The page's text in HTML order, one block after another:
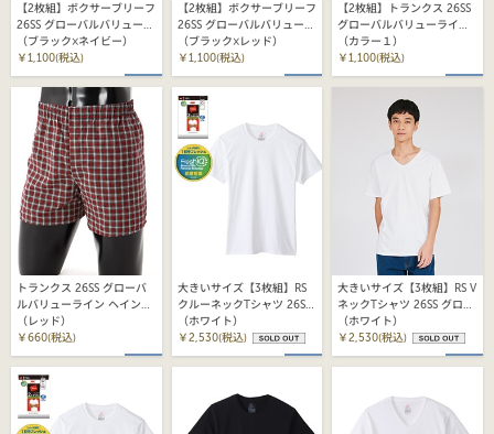
【2枚組】ボクサーブリーフ
26SS グローバルバリューラ
イン ヘインズ(HM6EG701)
（ブラック×ネイビー）
￥1,100(税込)
【2枚組】ボクサーブリーフ
26SS グローバルバリューラ
イン ヘインズ(HM6EG701)
（ブラック×レッド）
￥1,100(税込)
【2枚組】トランクス 26SS
グローバルバリューライン
ヘインズ(HM8ET701)
（カラー１）
￥1,100(税込)
トランクス 26SS グローバ
ルバリューライン ヘインズ
(HM8ET201)
（レッド）
￥660(税込)
大きいサイズ【3枚組】RS
クルーネックTシャツ 26SS
グローバルバリューライン
ヘインズ (HM1EY701)
（ホワイト）
￥2,530(税込)
大きいサイズ【3枚組】RS V
ネックTシャツ 26SS グロー
バルバリューライン ヘイン
ズ (HM1EY703)
（ホワイト）
￥2,530(税込)